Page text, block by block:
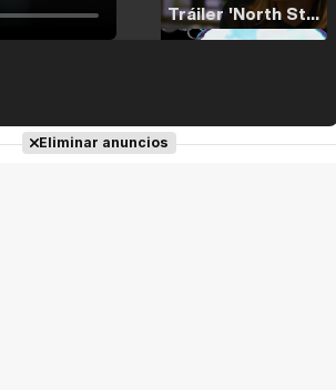
Tráiler 'North Star' (2023)
Tráiler en español de 'La isla olvidada'
Eliminar anuncios